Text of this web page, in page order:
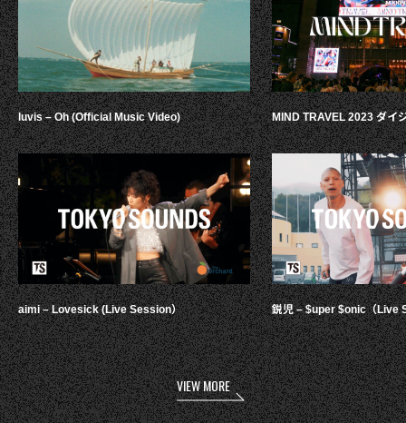
luvis – Oh (Official Music Video)
aimi – Lovesick (Live Session）
MIND TRAVEL 2023 ダイ
鋭児 – $uper $onic（Live
VIEW MORE